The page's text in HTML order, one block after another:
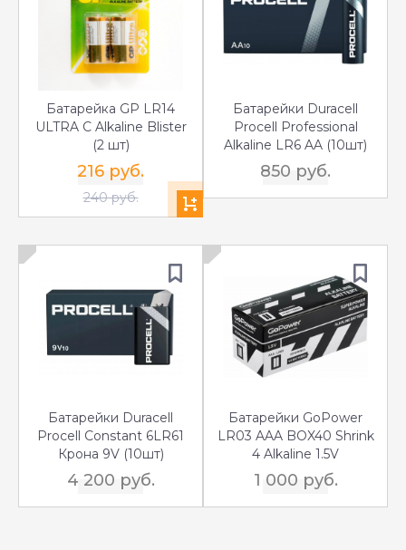
Батарейка GP LR14
ULTRA С Alkaline Blister
(2 шт)
216 руб.
240 руб.
Батарейки Duracell
Procell Professional
Alkaline LR6 AA (10шт)
850 руб.
Батарейки Duracell
Procell Constant 6LR61
Крона 9V (10шт)
4 200 руб.
Батарейки GoPower
LR03 AAA BOX40 Shrink
4 Alkaline 1.5V
1 000 руб.